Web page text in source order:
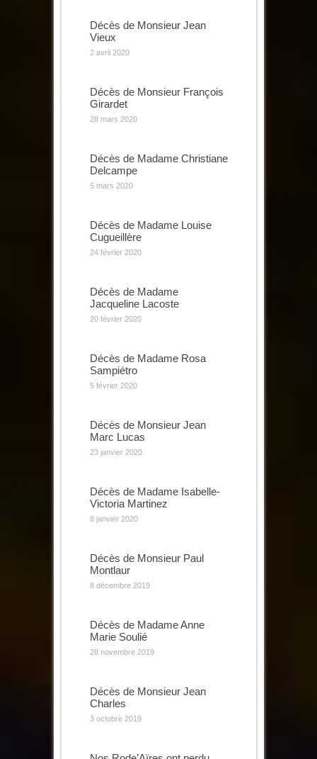
Décès de Monsieur Jean
Vieux
2 avril 2020
Décès de Monsieur François
Girardet
28 mars 2020
Décès de Madame Christiane
Delcampe
5 mars 2020
Décès de Madame Louise
Cugueillère
24 février 2020
Décès de Madame
Jacqueline Lacoste
20 février 2020
Décès de Madame Rosa
Sampiétro
5 février 2020
Décès de Monsieur Jean
Marc Lucas
23 janvier 2020
Décès de Madame Isabelle-
Victoria Martinez
8 janvier 2020
Décès de Monsieur Paul
Montlaur
8 décembre 2019
Décès de Madame Anne
Marie Soulié
28 novembre 2019
Décès de Monsieur Jean
Charles
3 octobre 2019